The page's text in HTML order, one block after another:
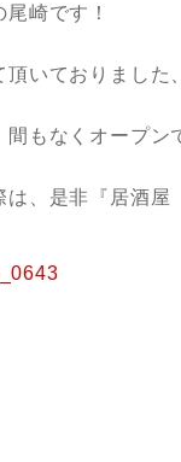
崎です！
頂いておりまし
もなくオープン
は、是非『居酒屋